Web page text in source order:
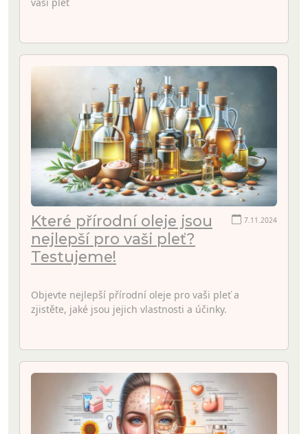
7.11.2024
Které přírodní oleje jsou
nejlepší pro vaši pleť?
Testujeme!
Objevte nejlepší přírodní oleje pro vaši pleť a
zjistěte, jaké jsou jejich vlastnosti a účinky.